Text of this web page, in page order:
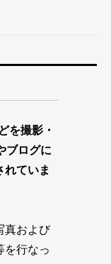
を撮影・
ブログに
れていま
真および
を行なっ